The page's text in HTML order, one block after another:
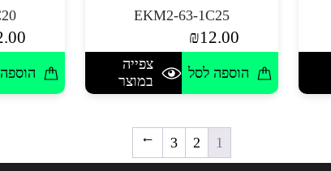
EKM2-63-1C25
₪12.00
הוספה לסל
צפייה
במוצר
1
2
3
→